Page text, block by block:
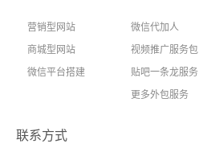
营销型网站
商城型网站
微信平台搭建
微信代加人
视频推广服务包
贴吧一条龙服务
更多外包服务
联系方式